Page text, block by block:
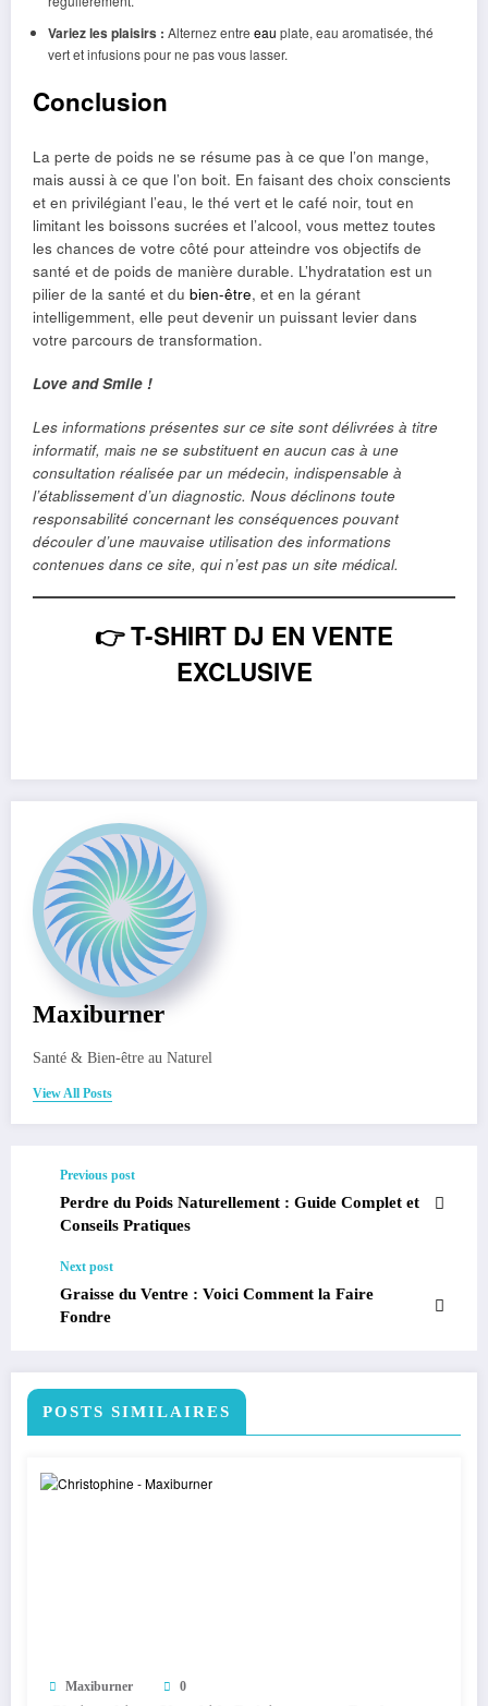
Variez les plaisirs : Alternez entre eau plate, eau aromatisée, thé
vert et infusions pour ne pas vous lasser.
Conclusion
La perte de poids ne se résume pas à ce que l’on mange,
mais aussi à ce que l’on boit. En faisant des choix conscients
et en privilégiant l’eau, le thé vert et le café noir, tout en
limitant les boissons sucrées et l’alcool, vous mettez toutes
les chances de votre côté pour atteindre vos objectifs de
santé et de poids de manière durable. L’hydratation est un
pilier de la santé et du bien-être, et en la gérant
intelligemment, elle peut devenir un puissant levier dans
votre parcours de transformation.
Love and Smile !
Les informations présentes sur ce site sont délivrées à titre
informatif, mais ne se substituent en aucun cas à une
consultation réalisée par un médecin, indispensable à
l’établissement d’un diagnostic. Nous déclinons toute
responsabilité concernant les conséquences pouvant
découler d’une mauvaise utilisation des informations
contenues dans ce site, qui n’est pas un site médical.
👉T-SHIRT DJ EN VENTE
EXCLUSIVE
Maxiburner
Santé & Bien-être au Naturel
View All Posts
Previous post
Perdre du Poids Naturellement : Guide Complet et
Conseils Pratiques
Next post
Graisse du Ventre : Voici Comment la Faire
Fondre
POSTS SIMILAIRES
Maxiburner 0